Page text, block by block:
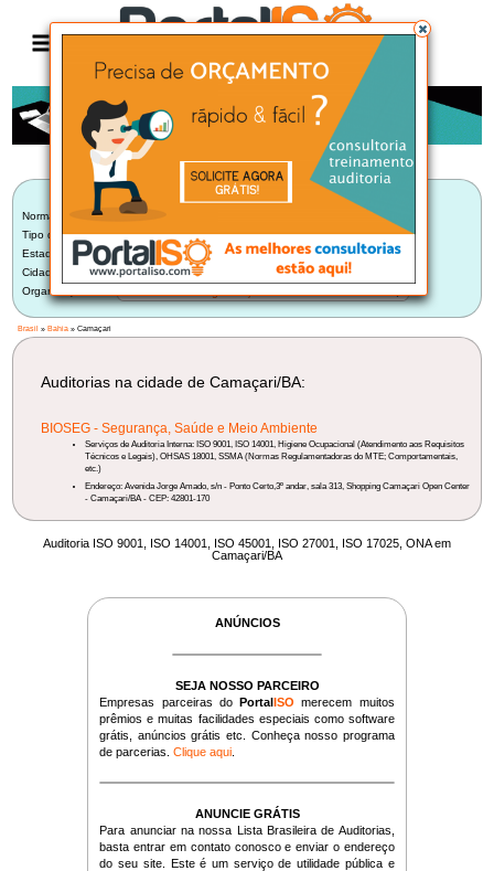
LISTA BRASILEIRA DE AUDITORIAS
Norma:
Selecionar Norma
Tipo de Auditoria:
Auditoria Interna
Estado:
Bahia (7)
Cidade:
Camaçari/BA (1)
Organização:
Brasil »Bahia » Camaçari
Auditorias na cidade de Camaçari/BA:
BIOSEG - Segurança, Saúde e Meio Ambiente
Serviços de Auditoria Interna: ISO 9001, ISO 14001, Higiene Ocupacional (Atendimento aos Requisitos
Técnicos e Legais), OHSAS 18001, SSMA (Normas Regulamentadoras do MTE; Comportamentais,
etc.)
Endereço: Avenida Jorge Amado, s/n - Ponto Certo,3º andar, sala 313, Shopping Camaçari Open Center
- Camaçari/BA - CEP: 42801-170
Auditoria ISO 9001, ISO 14001, ISO 45001, ISO 27001, ISO 17025, ONA em
Camaçari/BA
ANÚNCIOS
SEJA NOSSO PARCEIRO
Empresas parceiras doPortalISO merecem muitos
prêmios e muitas facilidades especiais como software
grátis, anúncios grátis etc. Conheça nosso programa
de parcerias.Clique aqui
ANUNCIE GRÁTIS
Para anunciar na nossa Lista Brasileira de Auditorias,
basta entrar em contato conosco e enviar o endereço
do seu site. Este é um serviço de utilidade pública e